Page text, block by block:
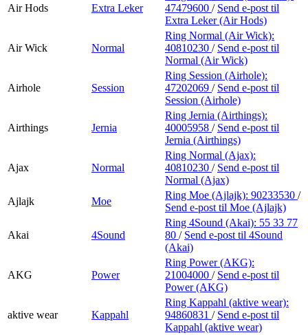
Air Hods Extra Leker
47479600 / Send e-post til
Extra Leker (Air Hods)
Air Wick Normal
Ring Normal (Air Wick):
40810230 / Send e-post til
Normal (Air Wick)
Airhole Session
Ring Session (Airhole):
47202069 / Send e-post til
Session (Airhole)
Airthings Jernia
Ring Jernia (Airthings):
40005958 / Send e-post til
Jernia (Airthings)
Ajax Normal
Ring Normal (Ajax):
40810230 / Send e-post til
Normal (Ajax)
Ajlajk
Moe
Ring Moe (Ajlajk): 90233530 /
Send e-post til Moe (Ajlajk)
Akai 4Sound
Ring 4Sound (Akai): 55 33 77
80 / Send e-post til 4Sound
(Akai)
AKG Power
Ring Power (AKG):
21004000 / Send e-post til
Power (AKG)
aktive wear Kappahl
Ring Kappahl (aktive wear):
94860831 / Send e-post til
Kappahl (aktive wear)